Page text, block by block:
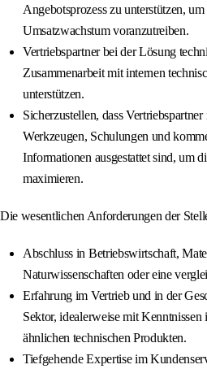
Angebotsprozess zu unterstützen,
Umsatzwachstum voranzutreiben.
Vertriebspartner bei der Lösung
Zusammenarbeit mit internen
unterstützen.
Sicherzustellen, dass
Werkzeugen, Schulungen und
Informationen ausgestattet sind, um
maximieren.
Die wesentlichen Anforderungen der
Abschluss in Betriebswirtschaft,
Naturwissenschaften oder eine
Erfahrung im Vertrieb und in der
Sektor, idealerweise mit
ähnlichen technischen Produkten.
Tiefgehende Expertise im